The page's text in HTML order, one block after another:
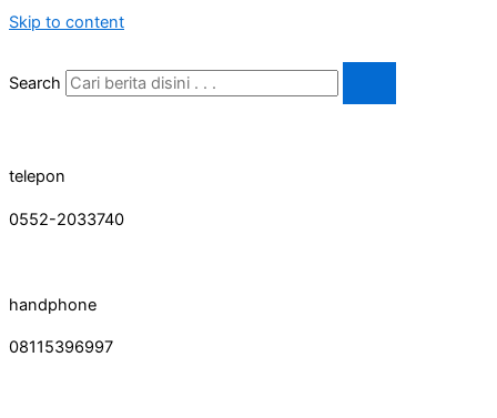
Skip to content
Search
telepon
0552-2033740
handphone
08115396997